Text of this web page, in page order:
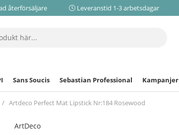
återförsäljare Leveranstid 1-3 arbetsdagar
Sans Soucis Sebastian Professional Kampanjer
Artdeco Perfect Mat Lipstick Nr:184 Rosewood
ArtDeco